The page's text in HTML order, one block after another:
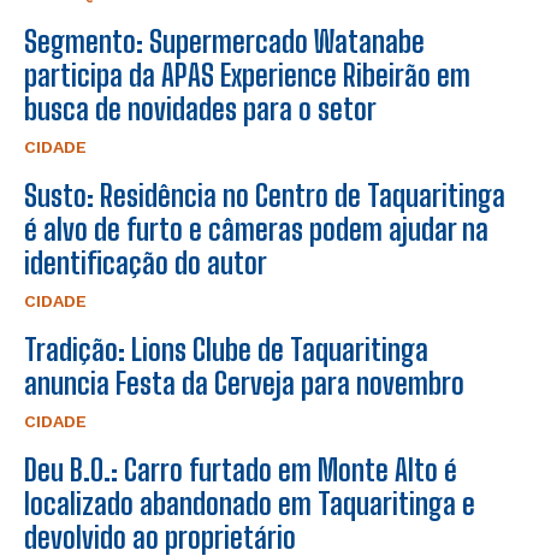
Segmento: Supermercado Watanabe
participa da APAS Experience Ribeirão em
busca de novidades para o setor
CIDADE
Susto: Residência no Centro de Taquaritinga
é alvo de furto e câmeras podem ajudar na
identificação do autor
CIDADE
Tradição: Lions Clube de Taquaritinga
anuncia Festa da Cerveja para novembro
CIDADE
Deu B.O.: Carro furtado em Monte Alto é
localizado abandonado em Taquaritinga e
devolvido ao proprietário